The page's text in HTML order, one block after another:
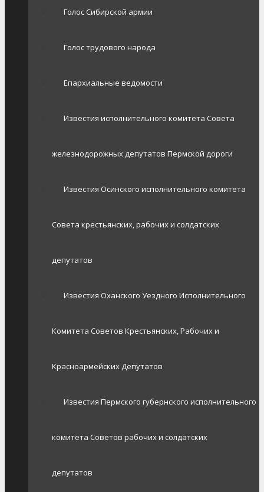
Голос Сибирской армии
Голос трудового народа
Епархиальные ведомости
Известия исполнительного комитета Совета
железнодорожных депутатов Пермской дороги
Известия Осинского исполнительного комитета
Совета крестьянских, рабочих и солдатских
депутатов
Известия Оханского Уездного Исполнительного
Комитета Советов Крестьянских, Рабочих и
Красноармейских Депутатов
Известия Пермского губернского исполнительного
комитета Советов рабочих и солдатских
депутатов